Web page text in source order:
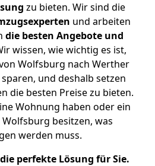
zu bieten. Wir sind die
und arbeiten
die besten Angebote und
wissen, wie wichtig es ist,
Wolfsburg nach Werther
und deshalb setzen
die besten Preise zu bieten.
Wohnung haben oder ein
besitzen, was
werden muss.
perfekte Lösung für Sie.